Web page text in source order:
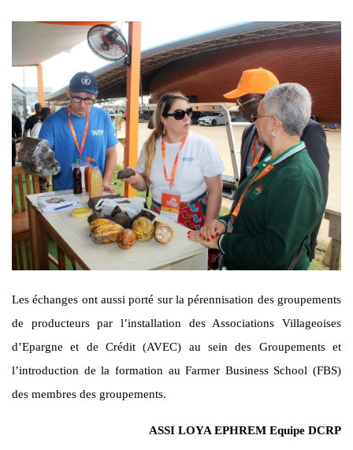
Les échanges ont aussi porté sur la pérennisation des groupements
de producteurs par l’installation des Associations Villageoises
d’Epargne et de Crédit (AVEC) au sein des Groupements et
l’introduction de la formation au Farmer Business School (FBS)
des membres des groupements.
ASSI LOYA EPHREM Equipe DCRP